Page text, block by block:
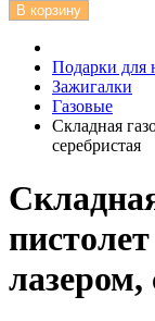
В корзину
Подарки для
Зажигалки
Газовые
Складная
серебристая
лазером,